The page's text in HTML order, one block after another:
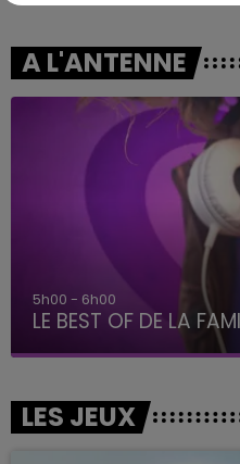
A L'ANTENNE
5h00 - 6h00
LE BEST OF DE LA
LES JEUX